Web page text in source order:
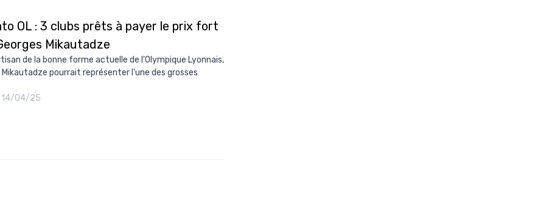
OL : 3 clubs prêts à payer le prix fort
Mikautadze
de la bonne forme actuelle de l'Olympique Lyonnais,
Mikautadze pourrait représenter l'une des grosses
14/04/25